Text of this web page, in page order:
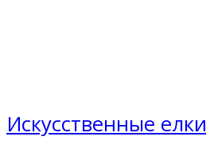
Искусственные елки